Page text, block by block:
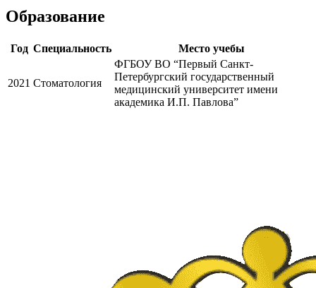
Образование
Год Специальность Место учебы
2021 Стоматология
ФГБОУ ВО “Первый Санкт-
Петербургский государственный
медицинский университет имени
академика И.П. Павлова”